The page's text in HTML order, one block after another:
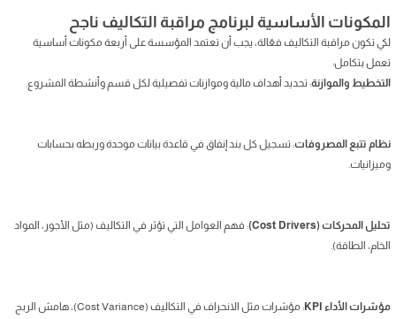
المكونات الأساسية لبرنامج مراقبة التكاليف ناجح
لكي تكون مراقبة التكاليف فعّالة، يجب أن تعتمد المؤسسة على أربعة مكونات أساسية
تعمل بتكامل:
التخطيط والموازنة: تحديد أهداف مالية وموازنات تفصيلية لكل قسم وأنشطة المشروع.
نظام تتبع المصروفات: تسجيل كل بند إنفاق في قاعدة بيانات موحدة وربطه بحسابات
وميزانيات.
تحليل المحركات (Cost Drivers)
: فهم العوامل التي تؤثر في التكاليف (مثل الأجور، المواد
الخام، الطاقة).
مؤشرات الأداء KPI
: مؤشرات مثل الانحراف في التكاليف (Cost Variance)، هامش الربح